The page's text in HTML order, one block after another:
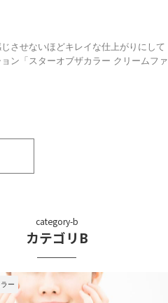
させないほどキレイな仕上がりにして
ン「スターオブザカラー クリームファ
ッセ
category-b
カテゴリB
ー